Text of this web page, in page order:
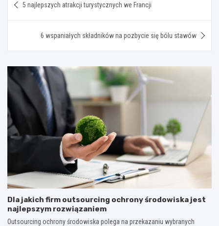
wpisu
5 najlepszych atrakcji turystycznych we Francji
6 wspaniałych składników na pozbycie się bólu stawów
Dla jakich firm outsourcing ochrony środowiska jest
najlepszym rozwiązaniem
Outsourcing ochrony środowiska polega na przekazaniu wybranych